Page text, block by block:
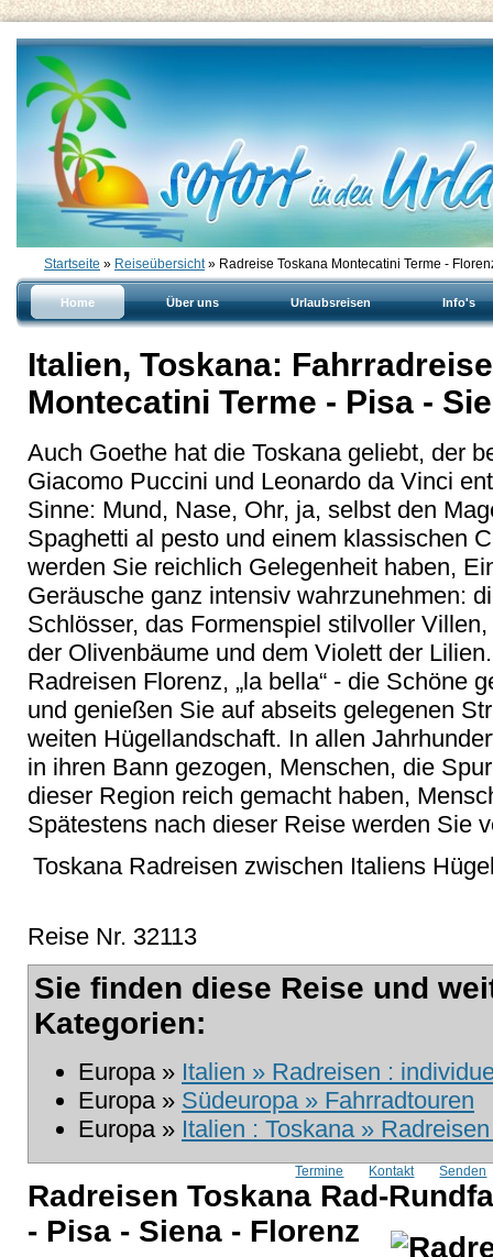
Startseite » Reiseübersicht» Radreise Toskana Montecatini Terme -
Home Über uns Urlaubsreisen Info's
Italien, Toskana:
Montecatini Terme - Pisa -
Auch Goethe hat die Toskana geliebt, der
Giacomo Puccini und Leonardo da Vinci
Sinne: Mund, Nase, Ohr, ja, selbst den
Spaghetti al pesto und einem klassischen
werden Sie reichlich Gelegenheit haben,
Geräusche ganz intensiv wahrzunehmen:
Schlösser, das Formenspiel stilvoller
der Olivenbäume und dem Violett der
Radreisen Florenz, „la bella“ - die Schöne
und genießen Sie auf abseits gelegenen
weiten Hügellandschaft. In allen
in ihren Bann gezogen, Menschen, die
dieser Region reich gemacht haben,
Spätestens nach dieser Reise werden Sie
Toskana Radreisen zwischen Italiens
Reise Nr. 32113
Sie finden diese Reise und
Kategorien:
Europa » Italien » Radreisen :
Europa » Südeuropa » Fahrradtouren
Europa » Italien : Toskana »
Termine Kontakt Senden
Radreisen Toskana Rad-
- Pisa - Siena - Florenz